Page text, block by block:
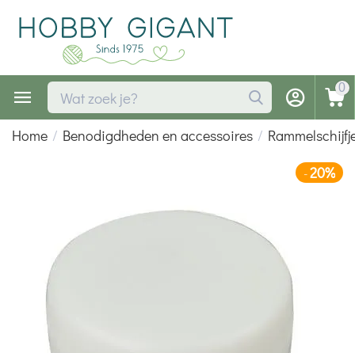
0
Home / Benodigdheden en accessoires /
-20%